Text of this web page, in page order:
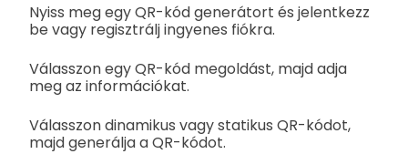
Nyiss meg egy QR-kód generátort és jelentkezz
be vagy regisztrálj ingyenes fiókra.
Válasszon egy QR-kód megoldást, majd adja
meg az információkat.
Válasszon dinamikus vagy statikus QR-kódot,
majd generálja a QR-kódot.